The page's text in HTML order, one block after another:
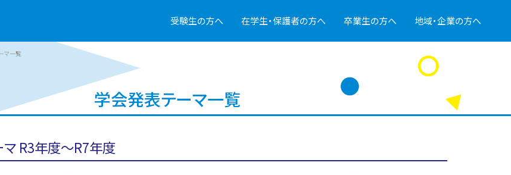
受験生の方へ 在学生・保護者の方へ 卒業生の方へ 地域・企業の方へ
マ一覧
学会発表テーマ一覧
R3年度～R7年度